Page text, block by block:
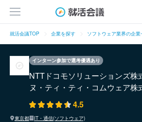
就活会議TOP 企業を探す ソフトウェア業界の企業
インターン参加で選考優遇あり
NTTドコモソリューションズ株
ヌ・ティ・ティ・コムウェア株
4.5
東京都
IT・通信(ソフトウェア)